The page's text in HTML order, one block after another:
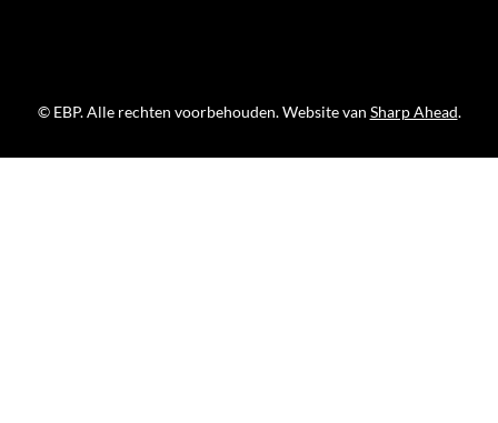
© EBP. Alle rechten voorbehouden. Website van Sharp Ahead.